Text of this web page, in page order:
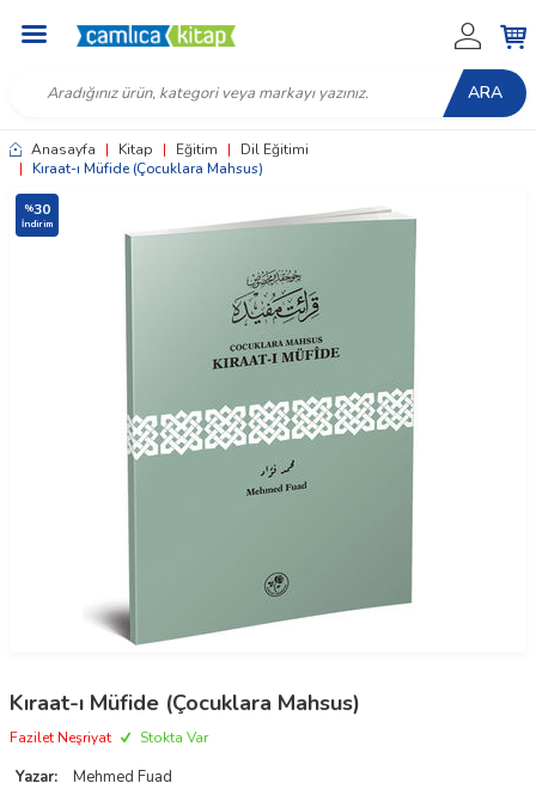
ARA
Anasayfa | Kitap | Eğitim |
Dil Eğitimi
| Kıraat-ı Müfide (Çocuklara Mahsus)
%30
İndirim
Kıraat-ı Müfide (Çocuklara Mahsus)
Fazilet Neşriyat Stokta Var
Yazar:
Mehmed Fuad